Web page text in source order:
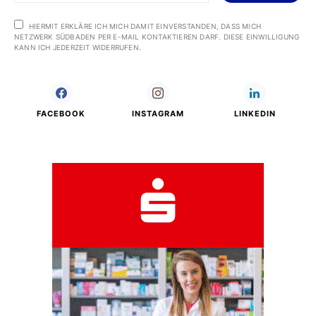
HIERMIT ERKLÄRE ICH MICH DAMIT EINVERSTANDEN, DASS MICH
NETZWERK SÜDBADEN PER E-MAIL KONTAKTIEREN DARF. DIESE EINWILLIGUNG
KANN ICH JEDERZEIT WIDERRUFEN.
FACEBOOK INSTAGRAM LINKEDIN